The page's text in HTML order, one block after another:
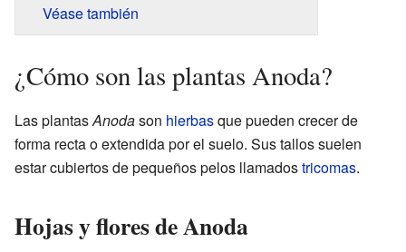
Véase también
¿Cómo son las plantas Anoda?
Las plantasAnodason hierbasque pueden crecer de
forma recta o extendida por el suelo. Sus tallos suelen
estar cubiertos de pequeños pelos llamadostricomas.
Hojas y flores de Anoda